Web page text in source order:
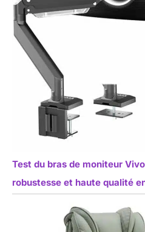
Test du bras de moniteur Vivo
robustesse et haute qualité